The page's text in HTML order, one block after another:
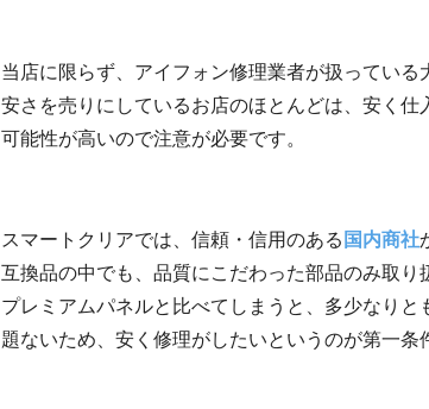
当店に限らず、アイフォン修理業者が扱っている
安さを売りにしているお店のほとんどは、安く
可能性が高いので注意が必要です。
スマートクリアでは、信頼・信用のある 国内商社
互換品の中でも、品質にこだわった部品のみ取り
プレミアムパネルと比べてしまうと、多少なり
題ないため、安く修理がしたいというのが第一条